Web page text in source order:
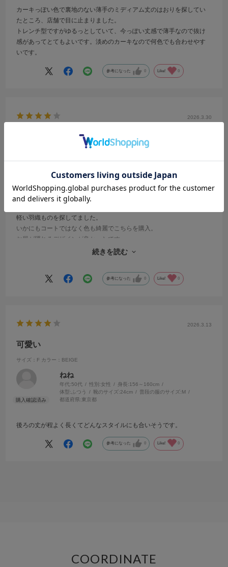
カーキっぽい色で裏地のない薄手のミディアム丈のはおりを探してい
たところ、店舗で目に止まりました。
トレンチ型ですがゆるっとしていて、今っぽい丈感で薄手なので抜け
感があってとてもよいです。淡めのカーキなので何色でも合わせやす
いです。
参考になった 0 Like! 0
2026.3.30
no name
軽い羽織ものを探してました。
いかにもコートではなく色も綺麗でこちらを購入。
お尻が隠れるデザインが良かったです。
大きめのなつくりだと思いますが、もう少しだけ肩幅小さめでも良い
続きを読む
参考になった 0 Like! 0
2026.3.13
可愛い
サイズ：F カラー：BEIGE
ねね
年代:50代 性別:女性 身長:156～160cm
体型: ふつう 靴のサイズ:24cm 普段の服のサイズ:M
都道府県:東京都
後ろの丈が程よく長くてどんなスタイルにも合いそうです。
参考になった 0 Like! 0
COORDINATE